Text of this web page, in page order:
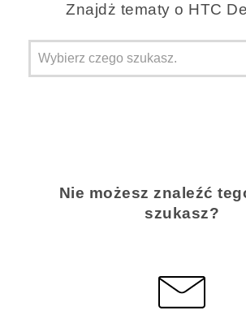
Znajdż tematy o HTC
Nie możesz znaleźć
szukasz?